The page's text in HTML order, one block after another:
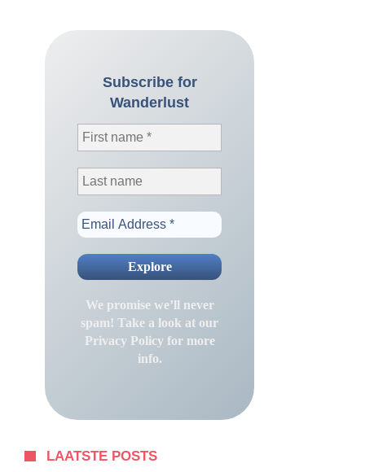
Subscribe for
Wanderlust
We promise we’ll never
spam! Take a look at our
Privacy Policyfor more
info.
LAATSTE POSTS